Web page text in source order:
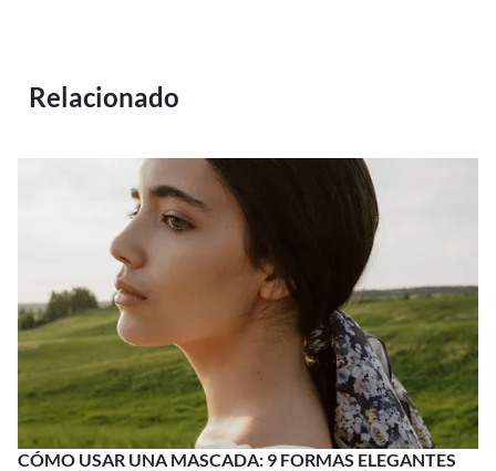
Relacionado
CÓMO USAR UNA MASCADA: 9 FORMAS ELEGANTES